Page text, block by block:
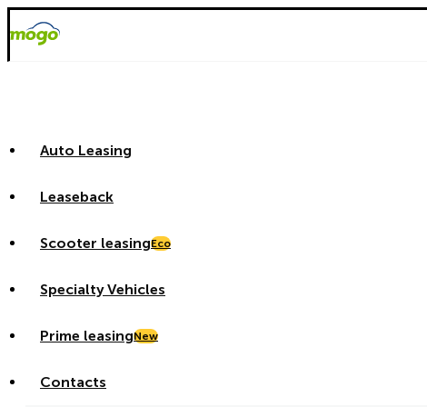
Auto Leasing
Leaseback
Scooter leasingEco
Specialty Vehicles
Prime leasingNew
Contacts